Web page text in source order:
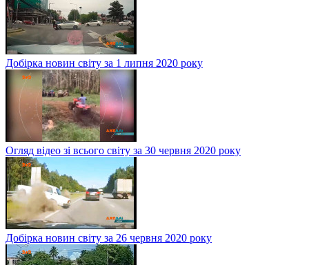
Добірка новин світу за 1 липня 2020 року
Огляд відео зі всього світу за 30 червня 2020 року
Добірка новин світу за 26 червня 2020 року